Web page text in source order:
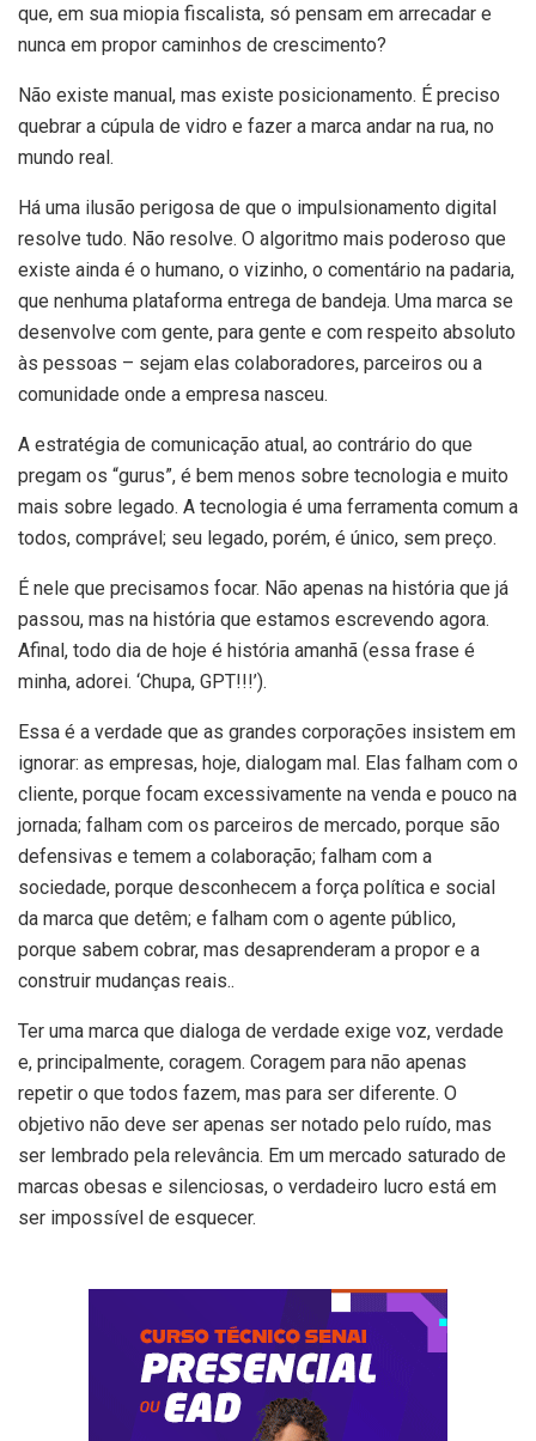
que, em sua miopia fiscalista, só pensam em arrecadar e
nunca em propor caminhos de crescimento?
Não existe manual, mas existe posicionamento. É preciso
quebrar a cúpula de vidro e fazer a marca andar na rua, no
mundo real.
Há uma ilusão perigosa de que o impulsionamento digital
resolve tudo. Não resolve. O algoritmo mais poderoso que
existe ainda é o humano, o vizinho, o comentário na padaria,
que nenhuma plataforma entrega de bandeja. Uma marca se
desenvolve com gente, para gente e com respeito absoluto
às pessoas – sejam elas colaboradores, parceiros ou a
comunidade onde a empresa nasceu.
A estratégia de comunicação atual, ao contrário do que
pregam os “gurus”, é bem menos sobre tecnologia e muito
mais sobre legado. A tecnologia é uma ferramenta comum a
todos, comprável; seu legado, porém, é único, sem preço.
É nele que precisamos focar. Não apenas na história que já
passou, mas na história que estamos escrevendo agora.
Afinal, todo dia de hoje é história amanhã (essa frase é
minha, adorei. ‘Chupa, GPT!!!’).
Essa é a verdade que as grandes corporações insistem em
ignorar: as empresas, hoje, dialogam mal. Elas falham com o
cliente, porque focam excessivamente na venda e pouco na
jornada; falham com os parceiros de mercado, porque são
defensivas e temem a colaboração; falham com a
sociedade, porque desconhecem a força política e social
da marca que detêm; e falham com o agente público,
porque sabem cobrar, mas desaprenderam a propor e a
construir mudanças reais..
Ter uma marca que dialoga de verdade exige voz, verdade
e, principalmente, coragem. Coragem para não apenas
repetir o que todos fazem, mas para ser diferente. O
objetivo não deve ser apenas ser notado pelo ruído, mas
ser lembrado pela relevância. Em um mercado saturado de
marcas obesas e silenciosas, o verdadeiro lucro está em
ser impossível de esquecer.